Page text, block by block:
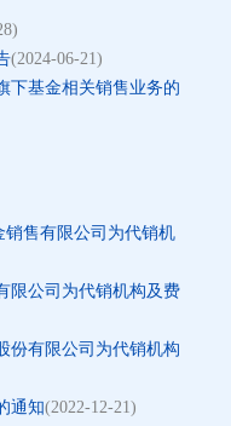
(2024-06-21)
下基金相关销售业务的
售有限公司为代销机
限公司为代销机构及费
份有限公司为代销机构
通知(2022-12-21)